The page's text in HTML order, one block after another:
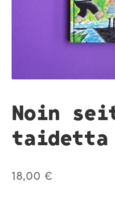
Noin
taidetta
18,00 €